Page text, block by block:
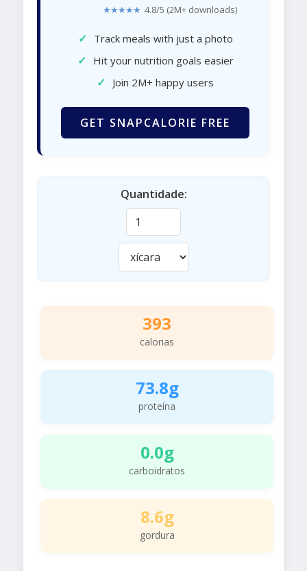
★★★★★ 4.8/5 (2M+ downloads)
✓ Track meals with just a photo
✓ Hit your nutrition goals easier
✓ Join 2M+ happy users
GET SNAPCALORIE FREE
Quantidade:
393
calorias
73.8g
proteína
0.0g
carboidratos
8.6g
gordura